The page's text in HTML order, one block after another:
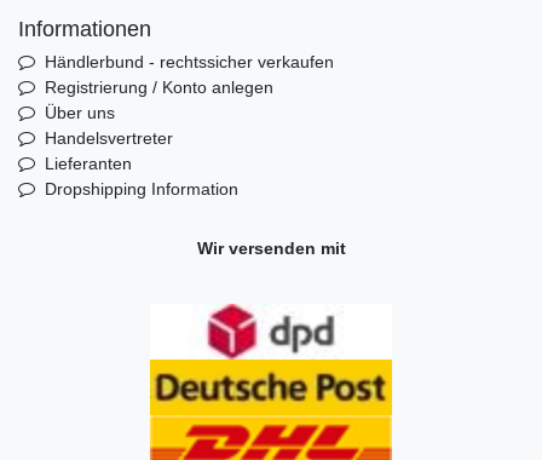
Informationen
Händlerbund - rechtssicher verkaufen
Registrierung / Konto anlegen
Über uns
Handelsvertreter
Lieferanten
Dropshipping Information
Wir versenden mit